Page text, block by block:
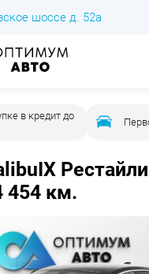
шоссе д. 52а
в кредит до
IX
454 км.